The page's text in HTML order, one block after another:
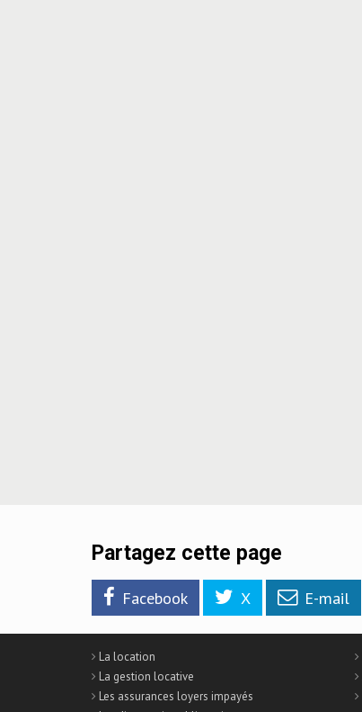
Partagez cette page
Facebook X E-mail
La location
La gestion locative
Les assurances loyers impayés